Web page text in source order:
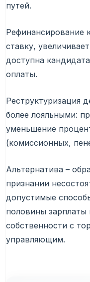
путей.
Рефинансирование
ставку,
доступна
оплаты.
Реструктуризация
более лояльными:
уменьшение
(комиссионных,
Альтернатива –
признании
допустимые
половины зарплаты
собственности с
управляющим.